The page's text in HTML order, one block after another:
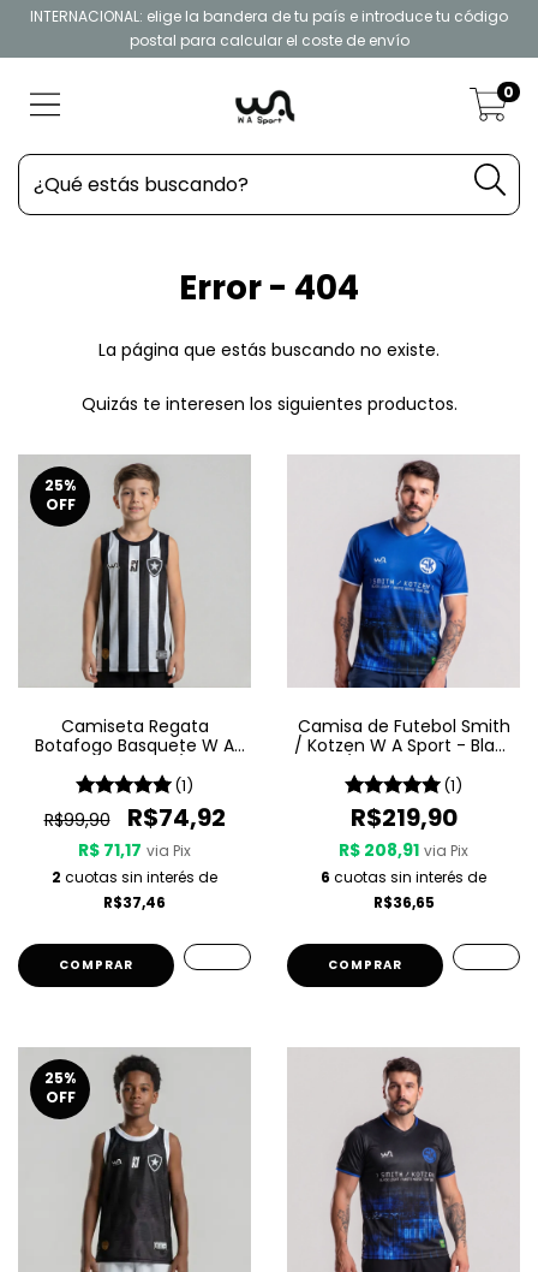
INTERNACIONAL: elige la bandera de tu país e introduce tu código
postal para calcular el coste de envío
0
Error - 404
La página que estás buscando no existe.
Quizás te interesen los siguientes productos.
25%
OFF
Camiseta Regata
Botafogo Basquete W A
Listrada (1)
R$99,90 R$74,92
R$ 71,17 via Pix
2 cuotas sin interés de
R$37,46
COMPRAR
Camisa de Futebol Smith
/ Kotzen W A Sport - Black
(1)
R$219,90
R$ 208,91 via Pix
6 cuotas sin interés de
R$36,65
COMPRAR
25%
OFF